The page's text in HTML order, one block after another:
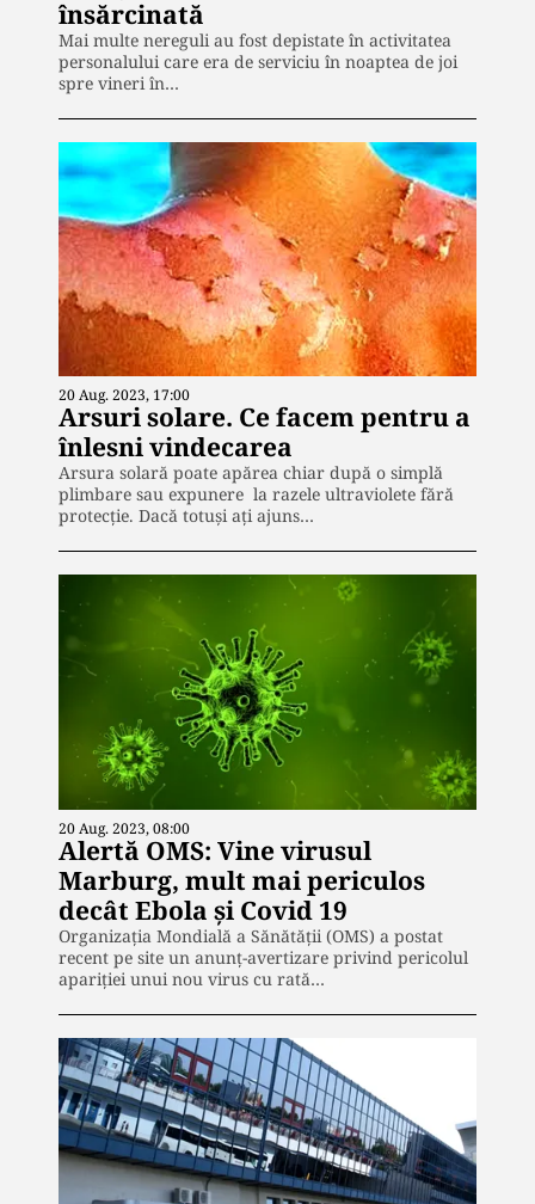
însărcinată
Mai multe nereguli au fost depistate în activitatea
personalului care era de serviciu în noaptea de joi
spre vineri în…
20 Aug. 2023, 17:00
Arsuri solare. Ce facem pentru a
înlesni vindecarea
Arsura solară poate apărea chiar după o simplă
plimbare sau expunere la razele ultraviolete fără
protecție. Dacă totuși ați ajuns…
20 Aug. 2023, 08:00
Alertă OMS: Vine virusul
Marburg, mult mai periculos
decât Ebola și Covid 19
Organizația Mondială a Sănătății (OMS) a postat
recent pe site un anunț-avertizare privind pericolul
apariției unui nou virus cu rată…